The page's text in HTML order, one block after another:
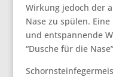
Wirkung jedoch der
Nase zu spülen.
und entspannende
“Dusche für die